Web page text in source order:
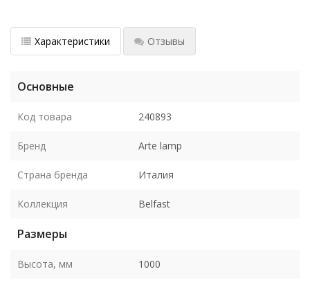
Характеристики Отзывы
Основные
Код товара 240893
Бренд Arte lamp
Страна бренда Италия
Коллекция Belfast
Размеры
Высота, мм 1000